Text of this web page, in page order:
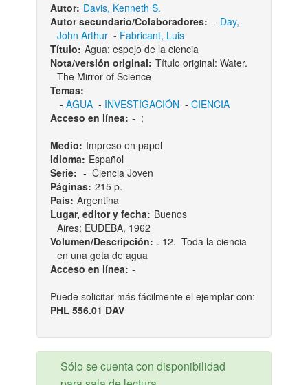
Autor: Davis, Kenneth S.
Autor secundario/Colaboradores: - Day,
John Arthur- Fabricant, Luis
Título: Agua: espejo de la ciencia
Nota/versión original: Título original: Water.
The Mirror of Science
Temas:
- AGUA- INVESTIGACIÓN - CIENCIA
Acceso en línea: - ;
Medio: Impreso en papel
Idioma: Español
Serie: - Ciencia Joven
Páginas: 215 p.
País: Argentina
Lugar, editor y fecha: Buenos
Aires: EUDEBA, 1962
Volumen/Descripción: . 12. Toda la ciencia
en una gota de agua
Acceso en línea: -
Puede solicitar más fácilmente el ejemplar con:
PHL 556.01 DAV
Sólo se cuenta con disponibilidad